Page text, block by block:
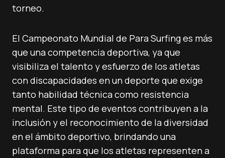
torneo.
El Campeonato Mundial de Para Surfing es más
que una competencia deportiva, ya que
visibiliza el talento y esfuerzo de los atletas
con discapacidades en un deporte que exige
tanto habilidad técnica como resistencia
mental. Este tipo de eventos contribuyen a la
inclusión y el reconocimiento de la diversidad
en el ámbito deportivo, brindando una
plataforma para que los atletas representen a